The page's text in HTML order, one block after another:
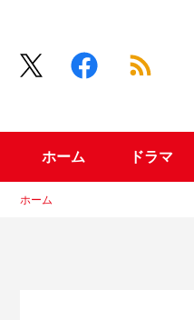
ホーム ドラマ
ホーム